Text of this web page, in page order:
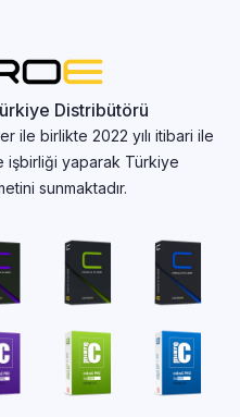
Distribütörü
ile birlikte 2022 yılı itibari ile
işbirliği yaparak Türkiye
sunmaktadır.